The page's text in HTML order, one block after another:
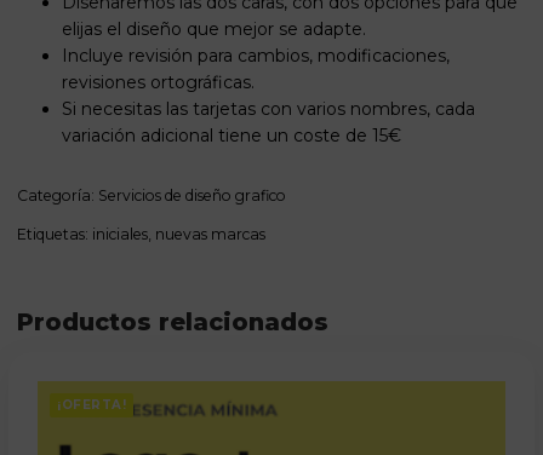
elijas el diseño que mejor se adapte.
Incluye revisión para cambios, modificaciones,
revisiones ortográficas.
Si necesitas las tarjetas con varios nombres, cada
variación adicional tiene un coste de 15€
Categoría: Servicios de diseño grafico
Etiquetas: iniciales, nuevas marcas
Productos relacionados
¡OFERTA!